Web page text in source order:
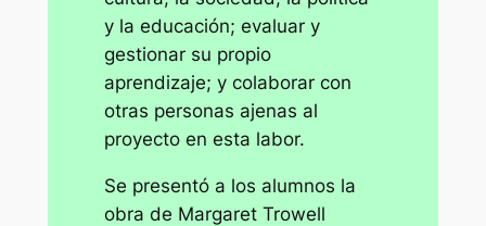
y la educación; evaluar y
gestionar su propio
aprendizaje; y colaborar con
otras personas ajenas al
proyecto en esta labor.
Se presentó a los alumnos la
obra de Margaret Trowell